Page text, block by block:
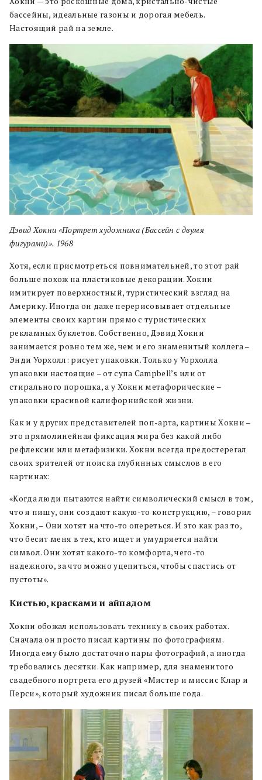
бассейны, идеальные газоны и дорогая мебель.
Настоящий рай на земле.
Дэвид Хокни «Портрет художника (Бассейн с двумя
фигурами)». 1968
Хотя, если присмотреться повнимательней, то этот рай
больше похож на пластиковые декорации. Хокни
имитирует поверхностный, туристический взгляд на
Америку. Иногда он даже перерисовывает отдельные
элементы своих картин прямо с туристических
рекламных буклетов. Собственно, Дэвид Хокни
занимается ровно тем же, чем и его знаменитый коллега –
Энди Уорхолл: рисует упаковки. Только у Уорхолла
упаковки настоящие – от супа Campbell’s или от
стирального порошка, а у Хокни метафорические –
упаковки красивой калифорнийской жизни.
Как и у других представителей поп-арта, картины Хокни –
это прямолинейная фиксация мира без какой либо
рефлексии или метафизики. Хокни всегда предостерегал
своих зрителей от поиска глубинных смыслов в его
картинах:
«Когда люди пытаются найти символический смысл в том,
что я пишу, они создают какую-то конструкцию, – говорил
Хокни, – Они хотят на что-то опереться. И это как раз то,
что бесит меня в тех, кто ищет и умудряется найти
символ. Они хотят какого-то комфорта, чего-то
надежного, за что можно уцепиться, чтобы спастись от
пустоты».
Кистью, красками и айпадом
Хокни обожал использовать технику в своих работах.
Сначала он просто писал картины по фотографиям.
Иногда ему было достаточно пары фотографий, а иногда
требовались десятки. Как например, для знаменитого
свадебного портрета его друзей «Мистер и миссис Клар и
Перси», который художник писал больше года.